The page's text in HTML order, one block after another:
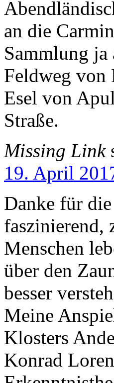
an die
Sammlung
Feldweg von
Esel von
Straße.
Missing Link
19. April
Danke für
faszinierend,
Menschen
über den
besser
Meine
Klosters
Konrad